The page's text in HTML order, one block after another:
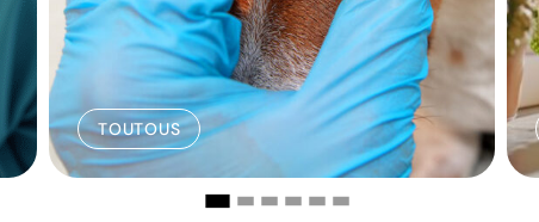
TOUTOUS